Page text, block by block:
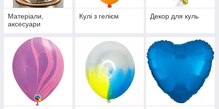
Матеріали,
аксесуари
Кулі з гелієм Декор для куль